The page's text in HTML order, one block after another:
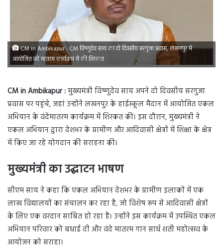
CM in Ambikapur : CM विष्णुदेव साय का दो दिवसीय सरगुजा प्रवास, लखनपुर में
आयोजित वंदे मातरम कार्यक्रम में की शिरकत
CM in Ambikapur :मुख्यमंत्री विष्णुदेव साय अपने दो दिवसीय सरगुजा
प्रवास पर पहुंचे, जहां उन्होंने लखनपुर के हाईस्कूल मैदान में आयोजित एकल
अभियान के वंदेमातरम कार्यक्रम में शिरकत की। इस दौरान, मुख्यमंत्री ने
एकल अभियान द्वारा देशभर के ग्रामीण और आदिवासी क्षेत्रों में शिक्षा के क्षेत्र
में किए जा रहे योगदान की सराहना की।
मुख्यमंत्री का उद्घाटन भाषण
सीएम साय ने कहा कि एकल अभियान देशभर के ग्रामीण इलाकों में एक
लाख विद्यालयों का संचालन कर रहा है, जो विशेष रूप से आदिवासी क्षेत्रों
के लिए एक वरदान साबित हो रहा है। उन्होंने इस कार्यक्रम में उपस्थित एकल
अभियान परिवार को बधाई दी और वंदे मातरम गान सार्ध शती महोत्सव के
आयोजन को सराहा।